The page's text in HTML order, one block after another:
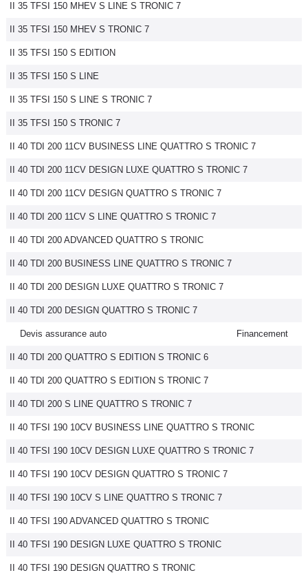
II 35 TFSI 150 MHEV S LINE S TRONIC 7
II 35 TFSI 150 MHEV S TRONIC 7
II 35 TFSI 150 S EDITION
II 35 TFSI 150 S LINE
II 35 TFSI 150 S LINE S TRONIC 7
II 35 TFSI 150 S TRONIC 7
II 40 TDI 200 11CV BUSINESS LINE QUATTRO S TRONIC 7
II 40 TDI 200 11CV DESIGN LUXE QUATTRO S TRONIC 7
II 40 TDI 200 11CV DESIGN QUATTRO S TRONIC 7
II 40 TDI 200 11CV S LINE QUATTRO S TRONIC 7
II 40 TDI 200 ADVANCED QUATTRO S TRONIC
II 40 TDI 200 BUSINESS LINE QUATTRO S TRONIC 7
II 40 TDI 200 DESIGN LUXE QUATTRO S TRONIC 7
II 40 TDI 200 DESIGN QUATTRO S TRONIC 7
Devis assurance auto Financement
II 40 TDI 200 QUATTRO S EDITION S TRONIC 6
II 40 TDI 200 QUATTRO S EDITION S TRONIC 7
II 40 TDI 200 S LINE QUATTRO S TRONIC 7
II 40 TFSI 190 10CV BUSINESS LINE QUATTRO S TRONIC
II 40 TFSI 190 10CV DESIGN LUXE QUATTRO S TRONIC 7
II 40 TFSI 190 10CV DESIGN QUATTRO S TRONIC 7
II 40 TFSI 190 10CV S LINE QUATTRO S TRONIC 7
II 40 TFSI 190 ADVANCED QUATTRO S TRONIC
II 40 TFSI 190 DESIGN LUXE QUATTRO S TRONIC
II 40 TFSI 190 DESIGN QUATTRO S TRONIC